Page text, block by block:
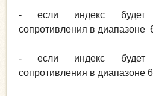
- если индекс будет
сопротивления в диапазоне
- если индекс будет
сопротивления в диапазоне